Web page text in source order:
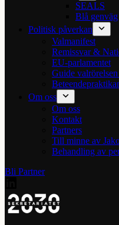
SEALS
Blå genväg
Politisk påverkan
Valmanifest
Remissvar &
EU-parlamentet
Guide
Om oss
Om oss
Kontakt
Partners
Till minne av
Behandling av
Bli Partner